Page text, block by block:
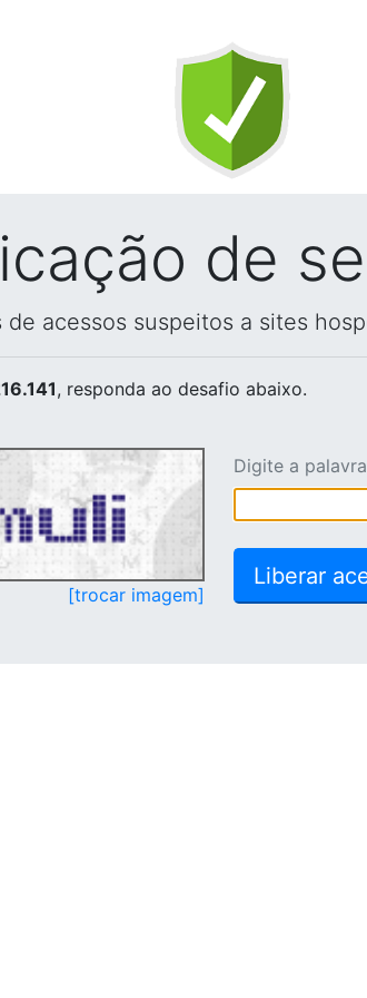
de
acessos suspeitos a sites
, responda ao desafio abaixo.
[trocar imagem]
Digite a